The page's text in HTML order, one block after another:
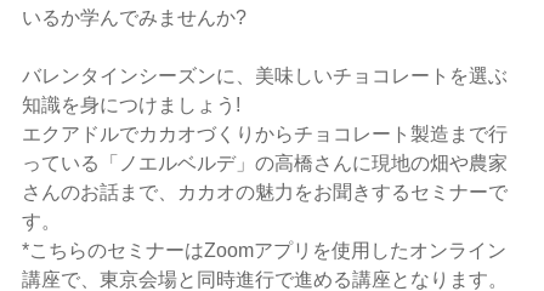
いるか学んでみませんか?
バレンタインシーズンに、美味しいチョコレートを選ぶ
知識を身につけましょう!
エクアドルでカカオづくりからチョコレート製造まで行
っている「ノエルベルデ」の高橋さんに現地の畑や農家
さんのお話まで、カカオの魅力をお聞きするセミナーで
す。
*こちらのセミナーはZoomアプリを使用したオンライン
講座で、東京会場と同時進行で進める講座となります。